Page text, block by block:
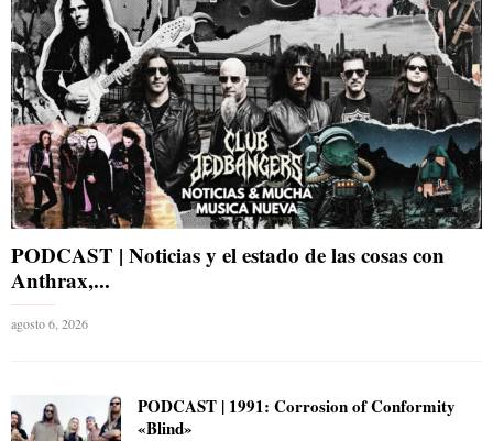
PODCAST | Noticias y el estado de las cosas con
Anthrax,...
agosto 6, 2026
PODCAST | 1991: Corrosion of Conformity
«Blind»